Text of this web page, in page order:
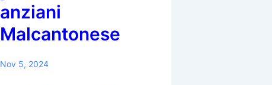
anziani
Malcantonese
Nov 5, 2024